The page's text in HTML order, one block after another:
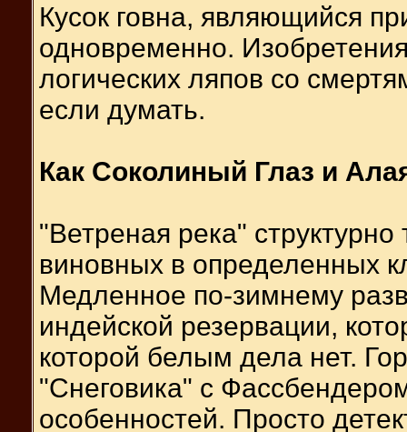
Кусок говна, являющийся
одновременно.
логических ляпов со
если думать.
Как Соколиный Глаз и
"Ветреная река"
виновных в определенных
Медленное по-зимнему
индейской резервации,
которой белым дела нет.
"Снеговика" с
особенностей. Просто